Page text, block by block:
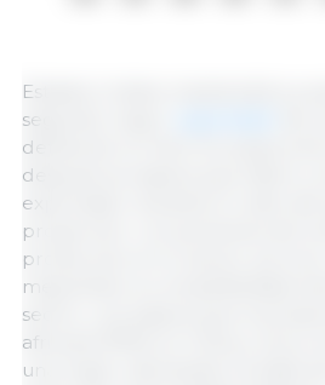
Estados Unidos mantendrá su
segundo mayor
detrás de la Unión Europea
después se espera que lidere
exportador durante el resto del
proyección. Los aumentos de la
producción en el sector porcino
mejorando la competitividad
sector, y se espera que la
africana (PPA) en China y otros
una mayor demanda mundial